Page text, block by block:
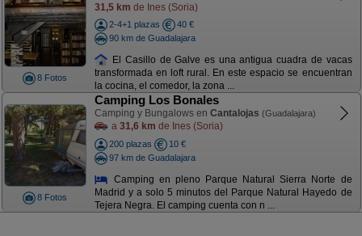
8 Fotos
31,5 km de Ines (Soria)
2-4+1 plazas
40 €
90 km de Guadalajara
El Casillo de Galve es una antigua cuadra de vacas
transformada en loft rural. En este espacio se encuentran
la cocina, el comedor, la zona ...
8 Fotos
Camping Los Bonales
Camping y Bungalows en Cantalojas (Guadalajara)
a 31,6 km de Ines (Soria)
200 plazas
10 €
97 km de Guadalajara
Camping en pleno Parque Natural Sierra Norte de
Madrid y a solo 5 minutos del Parque Natural Hayedo de
Tejera Negra. El camping cuenta con n ...